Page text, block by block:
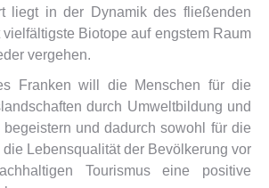
liegt in der Dynamik des fließenden
Biotope auf engstem Raum
vergehen.
Franken will die Menschen für die
durch Umweltbildung und
begeistern und dadurch sowohl für die
die Lebensqualität der Bevölkerung vor
Tourismus eine positive